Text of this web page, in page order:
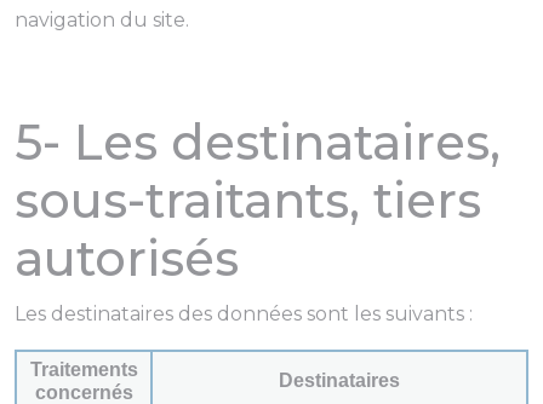
navigation du site.
5- Les destinataires,
sous-traitants, tiers
autorisés
Les destinataires des données sont les suivants :
Traitements
concernés
Destinataires